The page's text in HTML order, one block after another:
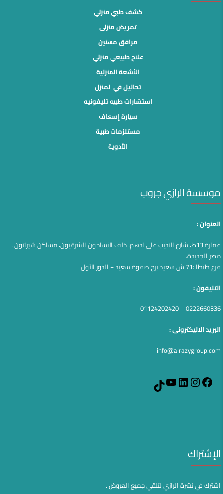
كشف طبي منزلي
تمريض منزلى
مرافق مسنين
علاج طبيعي منزلي
الأشعة المنزلية
تحاليل في المنزل
استشارات طبيه تليفونيه
سيارة إسعاف
مستلزمات طبية
الأدوية
موسسة الرازي جروب
العنوان :
عمارة 13ط، شارع الاديب على ادهم، خلف النساجون الشرقيون، مساكن شيراتون ،
مصر الجديدة.
فرع طنطا :71 ش سعيد برج صفوة سعيد – الدور الآول
التليفون :
0222660336 – 01124202420
البريد الاليكترونى :
info@alrazygroup.com
Facebook
Instagram
LinkedIn
YouTube
الإشتراك
اشترك في نشرة الرازي لتلقي جميع العروض .